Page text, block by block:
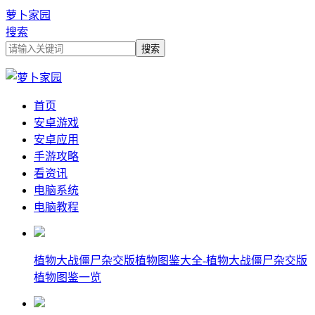
萝卜家园
搜索
首页
安卓游戏
安卓应用
手游攻略
看资讯
电脑系统
电脑教程
植物大战僵尸杂交版植物图鉴大全-植物大战僵尸杂交版
植物图鉴一览